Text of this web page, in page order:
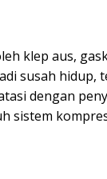
klep aus,
susah hidup,
dengan
sistem